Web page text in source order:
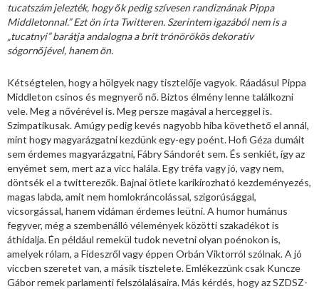
tucatszám jelezték, hogy ők pedig szívesen randiznának Pippa
Middletonnal.” Ezt ön írta Twitteren. Szerintem igazából nem is a
„tucatnyi” barátja andalogna a brit trónörökös dekoratív
sógornőjével, hanem ön.
Kétségtelen, hogy a hölgyek nagy tisztelője vagyok. Ráadásul Pippa
Middleton csinos és megnyerő nő. Biztos élmény lenne találkozni
vele. Meg a nővérével is. Meg persze magával a herceggel is.
Szimpatikusak. Amúgy pedig kevés nagyobb hiba követhető el annál,
mint hogy magyarázgatni kezdünk egy-egy poént. Hofi Géza dumáit
sem érdemes magyarázgatni, Fábry Sándorét sem. És senkiét, így az
enyémet sem, mert az a vicc halála. Egy tréfa vagy jó, vagy nem,
döntsék el a twitterezők. Bajnai ötlete karikírozható kezdeményezés,
magas labda, amit nem homlokráncolással, szigorúsággal,
vicsorgással, hanem vidáman érdemes leütni. A humor humánus
fegyver, még a szembenálló vélemények közötti szakadékot is
áthidalja. Én például remekül tudok nevetni olyan poénokon is,
amelyek rólam, a Fideszről vagy éppen Orbán Viktorról szólnak. A jó
viccben szeretet van, a másik tisztelete. Emlékezzünk csak Kuncze
Gábor remek parlamenti felszólalásaira. Más kérdés, hogy az SZDSZ-